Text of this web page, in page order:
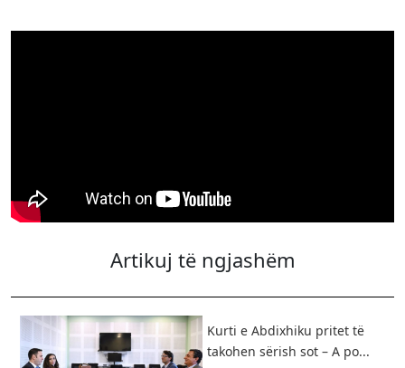
Artikuj të ngjashëm
Kurti e Abdixhiku pritet të
takohen sërish sot – A po...